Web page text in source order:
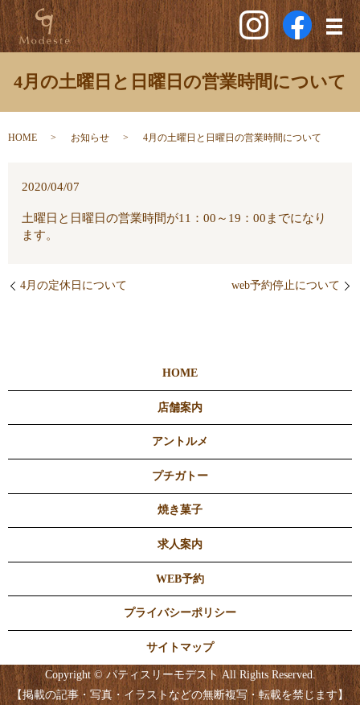
メ
4月の土曜日と日曜日の営業時間について
HOME お知らせ 4月の土曜日と日曜日の営業時間について
2020/04/07
土曜日と日曜日の営業時間が11：00～19：00までになり
ます。
4月の定休日について web予約停止について
HOME
店舗案内
アントルメ
プチガトー
焼き菓子
求人案内
WEB予約
プライバシーポリシー
サイトマップ
Copyright © パティスリーモデスト All Rights Reserved.
【掲載の記事・写真・イラストなどの無断複写・転載を禁じます】